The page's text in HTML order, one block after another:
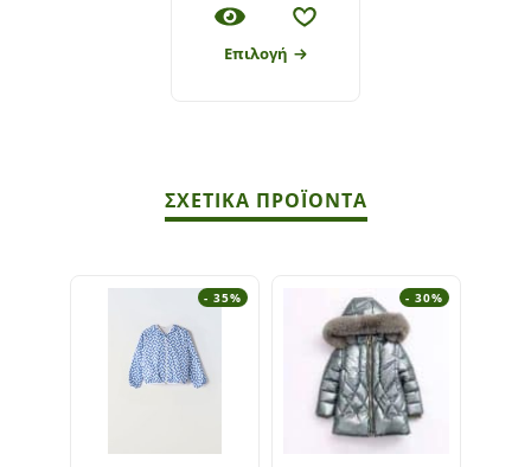
Επιλογή
ΣΧΕΤΙΚΆ ΠΡΟΪΌΝΤΑ
- 35% - 30%